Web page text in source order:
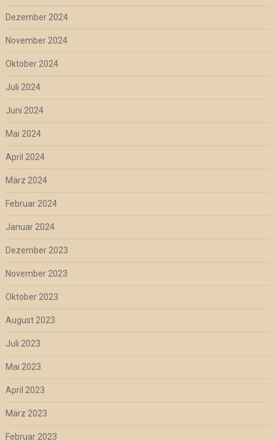
Dezember 2024
November 2024
Oktober 2024
Juli 2024
Juni 2024
Mai 2024
April 2024
März 2024
Februar 2024
Januar 2024
Dezember 2023
November 2023
Oktober 2023
August 2023
Juli 2023
Mai 2023
April 2023
März 2023
Februar 2023